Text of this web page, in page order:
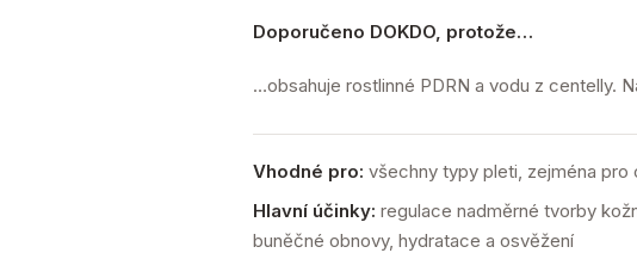
Doporučeno DOKDO, protože…
…obsahuje rostlinné PDRN a vodu z centelly.
Vhodné pro: všechny typy pleti, zejména pro
Hlavní účinky: regulace nadměrné tvorby
buněčné obnovy, hydratace a osvěžení